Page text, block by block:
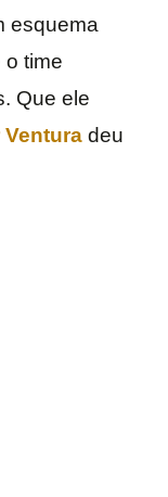
esquema
time
Que ele
Ventura deu